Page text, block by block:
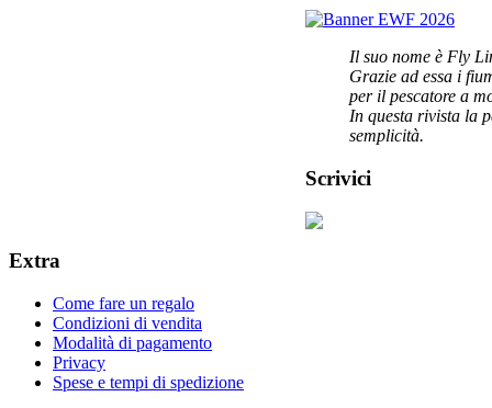
Il suo nome è Fly
Grazie ad essa i
per il pescatore a
In questa rivista la
semplicità.
Scrivici
Extra
Come fare un regalo
Condizioni di vendita
Modalità di pagamento
Privacy
Spese e tempi di spedizione